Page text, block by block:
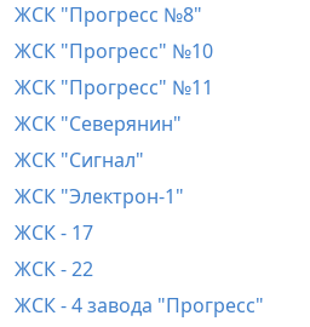
ЖСК "Прогресс №8"
ЖСК "Прогресс" №10
ЖСК "Прогресс" №11
ЖСК "Северянин"
ЖСК "Сигнал"
ЖСК "Электрон-1"
ЖСК - 17
ЖСК - 22
ЖСК - 4 завода "Прогресс"